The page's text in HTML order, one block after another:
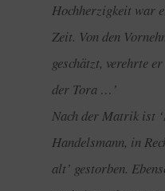
Hochherzigkeit war
Zeit. Von den
geschätzt, verehrte
der Tora …’
Nach der Matrik ist
Handelsmann, in
alt’ gestorben.